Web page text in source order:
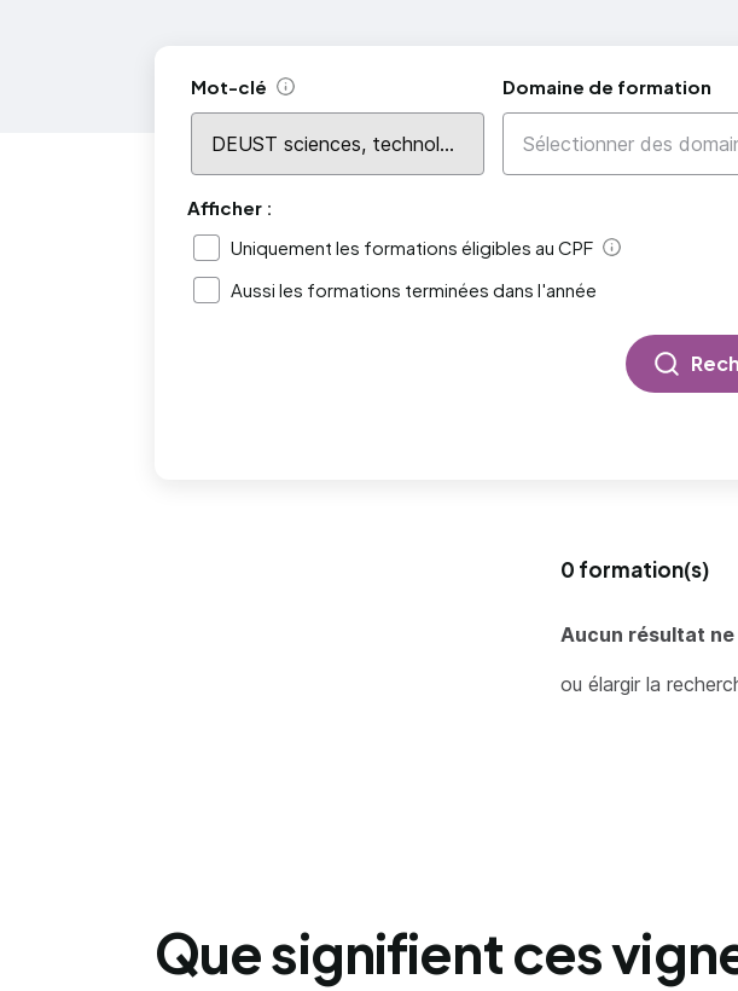
Mot-clé Aide Domaine de formation
Afficher :
Uniquement les formations éligibles au CPF
Aide
Aussi les formations terminées dans l'année
0 formation(s)
Aucun résultat
ou élargir la
Que signifient ces